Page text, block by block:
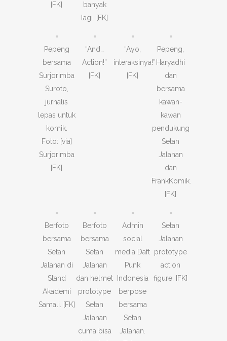
[FK]
banyak
lagi. [FK]
Pepeng
bersama
Surjorimba
Suroto,
jurnalis
lepas untuk
komik.
Foto: [via]
Surjorimba
[FK]
“And…
Action!”
[FK]
“Ayo,
interaksinya!”
[FK]
Pepeng,
Haryadhi
dan
bersama
kawan-
kawan
pendukung
Setan
Jalanan
dan
FrankKomik.
[FK]
Berfoto
bersama
Setan
Jalanan di
Stand
Akademi
Samali. [FK]
Berfoto
bersama
Setan
Jalanan
dan helmet
prototype
Setan
Jalanan
cuma bisa
Admin
social
media Daft
Punk
Indonesia
berpose
bersama
Setan
Jalanan.
Setan
Jalanan
prototype
action
figure. [FK]